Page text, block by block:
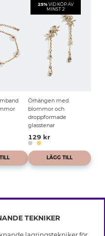
25% VID KÖP AV
MINST 2
Örhängen med
blommor och
droppformade
glasstenar
129 kr
LÄGG TILL
TEKNIKER